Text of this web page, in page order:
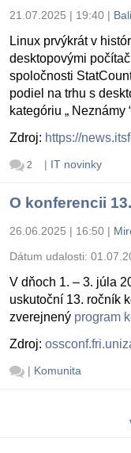
21.07.2025 | 19:40 |
Linux prvýkrát v
desktopovými
spoločnosti
podiel na trhu s
kategóriu „ Neznámy
Zdroj: https://
2 | IT novinky
O konferencii
26.06.2025 | 16:50 |
Dátum udalosti:
V dňoch 1. – 3. júla
uskutoční 13. ročník
zverejnený program
Zdroj:
| Komunita